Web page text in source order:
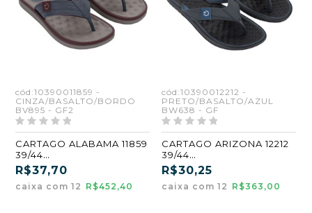
cód:10390011859 -
CINZA/BASALTO/BORDO
BV895 - GF2
CARTAGO ALABAMA 11859
39/44
CINZA/BASALTO/BORDO
(BV895) (GF2)
R$37,70
caixa com 12 R$452,40
cód:10390012212 -
PRETO/BASALTO/AZUL
BW638 - GF
CARTAGO ARIZONA 12212
39/44
PRETO/BASALTO/AZUL
(BW638) (GF)
R$30,25
caixa com 12 R$363,00